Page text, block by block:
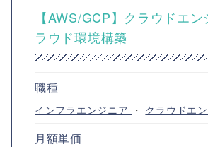
【AWS/GCP】クラウドエ
ラウド環境構築
職種
インフラエンジニア ・ クラウドエ
月額単価